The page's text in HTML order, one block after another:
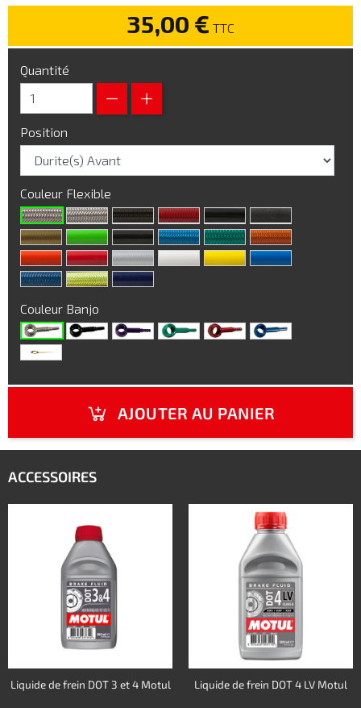
35,00 € TTC
Quantité
Position
Couleur Flexible
Couleur Banjo
AJOUTER AU PANIER
ACCESSOIRES
Liquide de frein DOT 3 et 4 Motul Liquide de frein DOT 4 LV Motul